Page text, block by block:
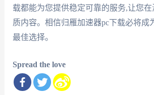
载都能为您提供稳定可靠的服务,让您
质内容。相信归雁加速器pc下载必将成
最佳选择。
Spread the love